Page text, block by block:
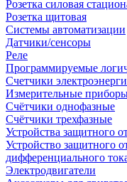
Розетка силовая
Розетка щитовая
Системы автоматизации
Датчики/сенсоры
Реле
Программируемые
Счетчики
Измерительные
Счётчики однофазные
Счётчики трехфазные
Устройства защитного
Устройство защитного
дифференциального
Электродвигатели